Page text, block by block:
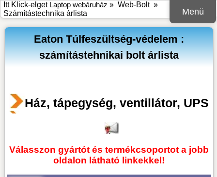
Menü
Itt Klick-elget Laptop webáruház » Web-Bolt»
Számítástechnika árlista
Eaton Túlfeszültség-védelem :
számítástehnikai bolt árlista
Ház, tápegység, ventillátor, UPS
Válasszon gyártót és termékcsoportot a jobb
oldalon látható linkekkel!